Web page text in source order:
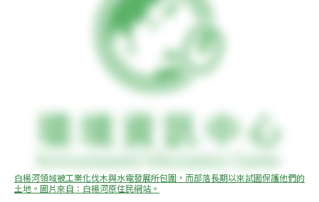
白楊河領域被工業化伐木與水電發展所包圍，而部落長期以來試圖保護他們的
土地。圖片來自：白楊河原住民網站。